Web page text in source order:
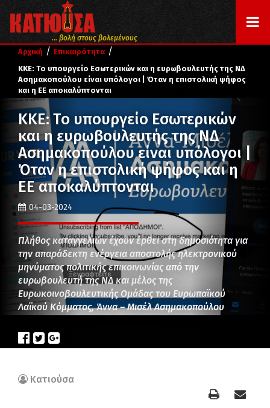
... βολή στους βολεμένους
Αρχική / Επικαιρότητα /
ΚΚΕ: Το υπουργείο Εσωτερικών και η ευρωβουλευτής της ΝΔ
Ασημακοπούλου είναι υπόλογοι | Όταν η επιστολική ψήφος
και η ΕΕ αποκαλύπτονται
ΚΚΕ: Το υπουργείο Εσωτερικών
και η ευρωβουλευτής της ΝΔ
Ασημακοπούλου είναι υπόλογοι |
Όταν η επιστολική ψήφος και η
ΕΕ αποκαλύπτονται
04-03-2024
Πλήθος καταγγελιών έχουν έρθει στη δημοσιότητα για
την απαράδεκτη ενέργεια αποστολής ηλεκτρονικού
μηνύματος πολιτικής επικοινωνίας από την
ευρωβουλευτή της ΝΔ και μέλος της
Ευρωκοινοβουλευτικής Ομάδας του Ευρωπαϊκού
Λαϊκού Κόμματος, Άννα – Μισέλ Ασημακοπούλου
Κατιούσα